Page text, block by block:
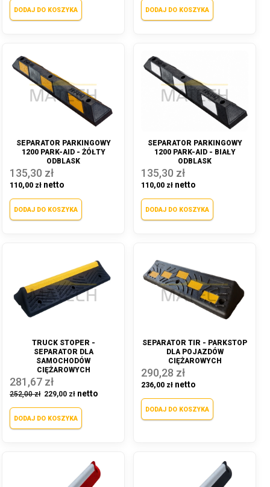
DODAJ DO KOSZYKA DODAJ DO KOSZYKA
SEPARATOR PARKINGOWY
1200 PARK-AID - ŻÓŁTY
ODBLASK
135,30 zł
110,00 zł
DODAJ DO KOSZYKA
SEPARATOR PARKINGOWY
1200 PARK-AID - BIAŁY
ODBLASK
135,30 zł
110,00 zł
DODAJ DO KOSZYKA
TRUCK STOPER -
SEPARATOR DLA
SAMOCHODÓW
CIĘŻAROWYCH
281,67 zł
229,00 zł
252,00 zł
DODAJ DO KOSZYKA
SEPARATOR TIR - PARKSTOP
DLA POJAZDÓW
CIĘŻAROWYCH
290,28 zł
236,00 zł
DODAJ DO KOSZYKA